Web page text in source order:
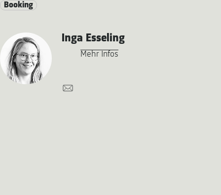
Booking
Inga Esseling
Mehr Infos